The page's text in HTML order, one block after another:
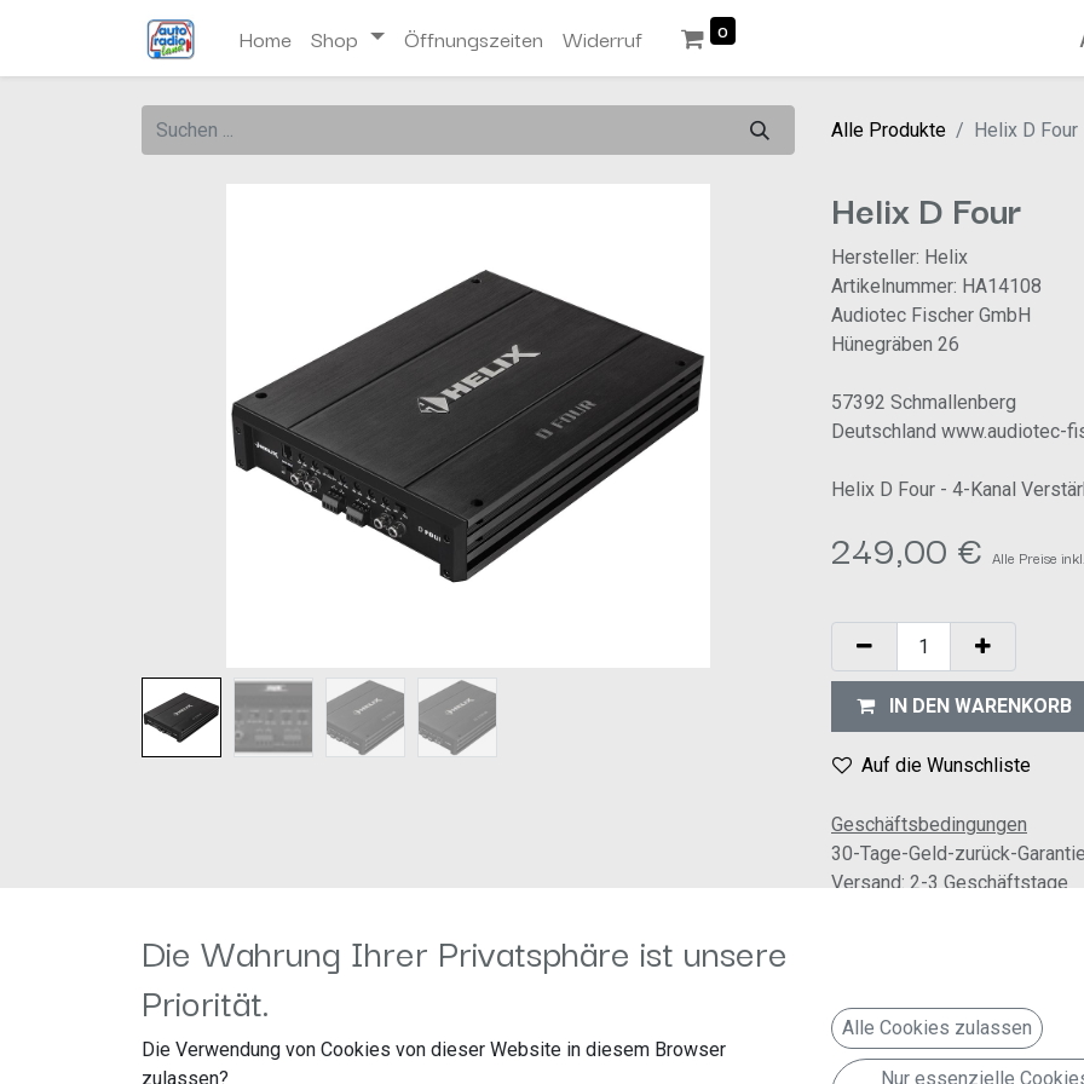
Home Shop Öffnungszeiten Widerruf 0
Alle Produkte Helix D Four
Helix D Four
Hersteller: Helix
Artikelnummer: HA14108
Audiotec Fischer GmbH
Hünegräben 26
57392 Schmallenberg
Deutschland www.audiotec-
Helix D Four - 4-Kanal
249,00 € Alle Preise
IN DEN WARENKORB
Auf die Wunschliste
Geschäftsbedingungen
30-Tage-Geld-zurück-Garantie
Versand: 2-3 Geschäftstage
HELIX D FOUR
Der neue Einstieg in die HELIX-Welt! Die D Verstärkerserie gibt sich nur in einer Hinsicht bescheiden - nämlich bei
durch „HELIX pur" ohne Kompromisse. Viel Kraft, tolle Messwerte und ein pralles Ausstattungspaket sind Garant
Die Wahrung Ihrer Privatsphäre ist unsere
Priorität.
Die Verwendung von Cookies von dieser Website in diesem Browser
zulassen?
Alle Cookies zulassen
Nur essenzielle